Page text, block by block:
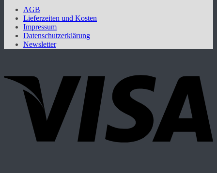
gewählt
werden
AGB
Lieferzeiten und Kosten
Impressum
Datenschutzerklärung
Newsletter